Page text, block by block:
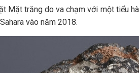
Mặt trăng do va chạm với một tiểu
vào năm 2018.